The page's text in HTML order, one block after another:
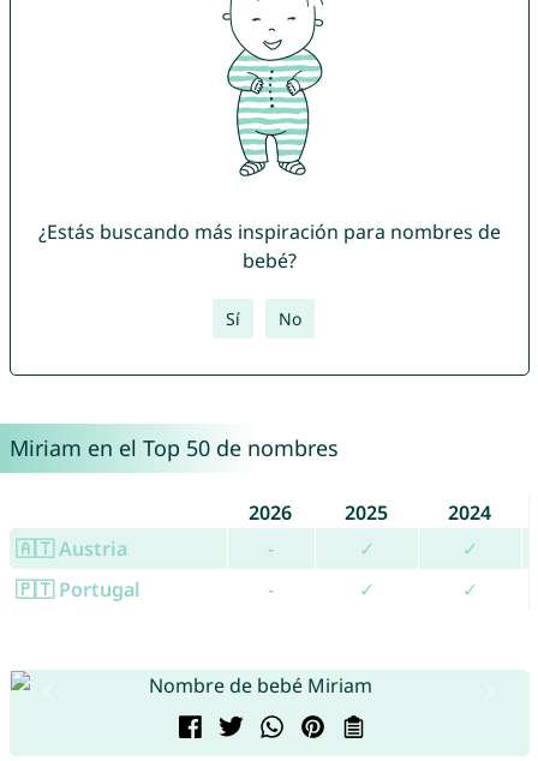
¿Estás buscando más inspiración para nombres de
bebé?
Sí No
Miriam en el Top 50 de nombres
2026 2025
2024
🇦🇹 Austria
- ✓
✓
🇵🇹 Portugal
- ✓ ✓